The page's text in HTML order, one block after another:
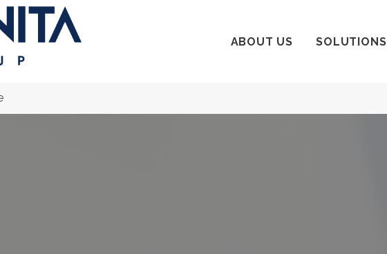
ABOUT US SOLUTIONS